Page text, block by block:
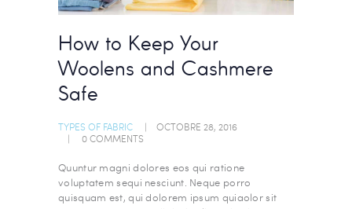
How to Keep Your
Woolens and Cashmere
Safe
TYPES OF FABRIC
OCTOBRE 28, 2016
0COMMENTS
Quuntur magni dolores eos qui ratione
voluptatem sequi nesciunt. Neque porro
quisquam est, qui dolorem ipsum quiaolor sit